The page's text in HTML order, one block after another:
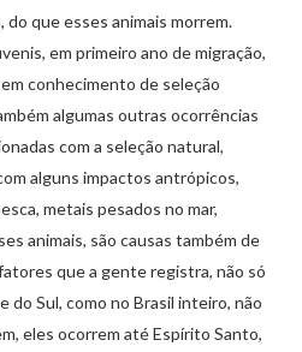
que esses animais morrem.
em primeiro ano de migração,
conhecimento de seleção
algumas outras ocorrências
com a seleção natural,
alguns impactos antrópicos,
metais pesados no mar,
animais, são causas também de
que a gente registra, não só
do Sul, como no Brasil inteiro, não
eles ocorrem até Espírito Santo,